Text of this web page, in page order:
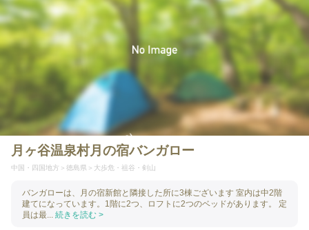
月ヶ谷温泉村月の宿バンガロー
中国・四国地方 徳島県 大歩危・祖谷・剣山
バンガローは、月の宿新館と隣接した所に3棟ございます 室内は中2階
建てになっています。1階に2つ、ロフトに2つのベッドがあります。 定
員は最... 続きを読む >